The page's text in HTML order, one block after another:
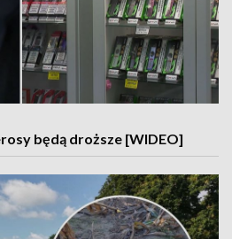
będą droższe [WIDEO]